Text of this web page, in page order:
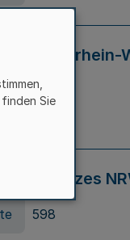
in Nordrhein-
595
Gesetzes
598
Sie